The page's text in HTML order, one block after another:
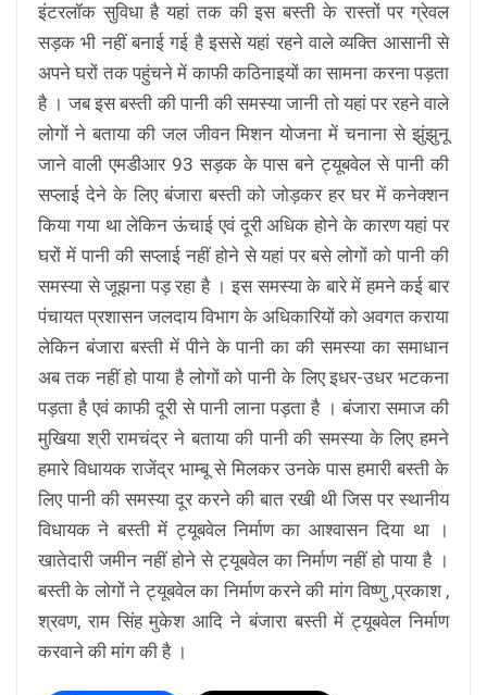
इंटरलॉक सुविधा है यहां तक की इस बस्ती के रास्तों पर ग्रेवल
सड़क भी नहीं बनाई गई है इससे यहां रहने वाले व्यक्ति आसानी से
अपने घरों तक पहुंचने में काफी कठिनाइयों का सामना करना पड़ता
है । जब इस बस्ती की पानी की समस्या जानी तो यहां पर रहने वाले
लोगों ने बताया की जल जीवन मिशन योजना में चनाना से झुंझुनू
जाने वाली एमडीआर 93 सड़क के पास बने ट्यूबवेल से पानी की
सप्लाई देने के लिए बंजारा बस्ती को जोड़कर हर घर में कनेक्शन
किया गया था लेकिन ऊंचाई एवं दूरी अधिक होने के कारण यहां पर
घरों में पानी की सप्लाई नहीं होने से यहां पर बसे लोगों को पानी की
समस्या से जूझना पड़ रहा है । इस समस्या के बारे में हमने कई बार
पंचायत प्रशासन जलदाय विभाग के अधिकारियों को अवगत कराया
लेकिन बंजारा बस्ती में पीने के पानी का की समस्या का समाधान
अब तक नहीं हो पाया है लोगों को पानी के लिए इधर-उधर भटकना
पड़ता है एवं काफी दूरी से पानी लाना पड़ता है । बंजारा समाज की
मुखिया श्री रामचंद्र ने बताया की पानी की समस्या के लिए हमने
हमारे विधायक राजेंद्र भाम्बू से मिलकर उनके पास हमारी बस्ती के
लिए पानी की समस्या दूर करने की बात रखी थी जिस पर स्थानीय
विधायक ने बस्ती में ट्यूबवेल निर्माण का आश्वासन दिया था ।
खातेदारी जमीन नहीं होने से ट्यूबवेल का निर्माण नहीं हो पाया है ।
बस्ती के लोगों ने ट्यूबवेल का निर्माण करने की मांग विष्णु ,प्रकाश ,
श्रवण, राम सिंह मुकेश आदि ने बंजारा बस्ती में ट्यूबवेल निर्माण
करवाने की मांग की है ।